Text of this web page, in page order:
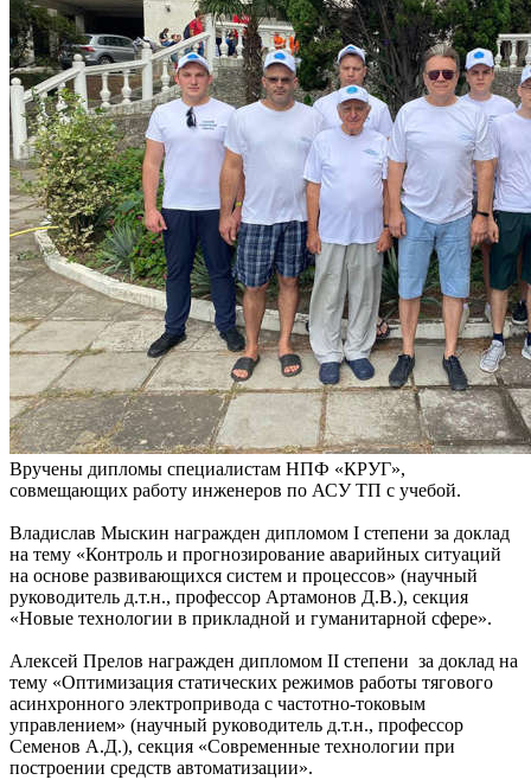
Вручены дипломы специалистам НПФ «КРУГ»,
совмещающих работу инженеров по АСУ ТП с учебой.
Владислав Мыскин награжден дипломом I степени за доклад
на тему «Контроль и прогнозирование аварийных ситуаций
на основе развивающихся систем и процессов» (научный
руководитель д.т.н., профессор Артамонов Д.В.), секция
«Новые технологии в прикладной и гуманитарной сфере».
Алексей Прелов награжден дипломом II степени за доклад на
тему «Оптимизация статических режимов работы тягового
асинхронного электропривода с частотно-токовым
управлением» (научный руководитель д.т.н., профессор
Семенов А.Д.), секция «Современные технологии при
построении средств автоматизации».